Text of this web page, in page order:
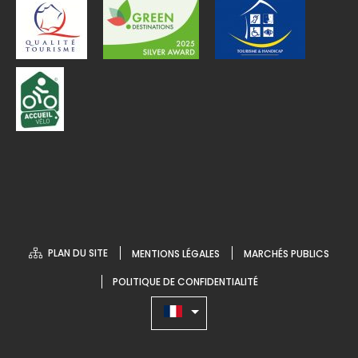
PLAN DU SITE MENTIONS LÉGALES MARCHÉS PUBLICS
POLITIQUE DE CONFIDENTIALITÉ